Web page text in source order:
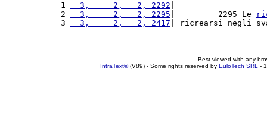
1
  3,     2,   2, 2292
2
  3,     2,   2, 2295
|         2295 Le
3
  3,     2,   2, 2417
| ricrearsi negli
Best viewed with any
IntraText®(V89) - Some rights reserved by EuloTech SRL -